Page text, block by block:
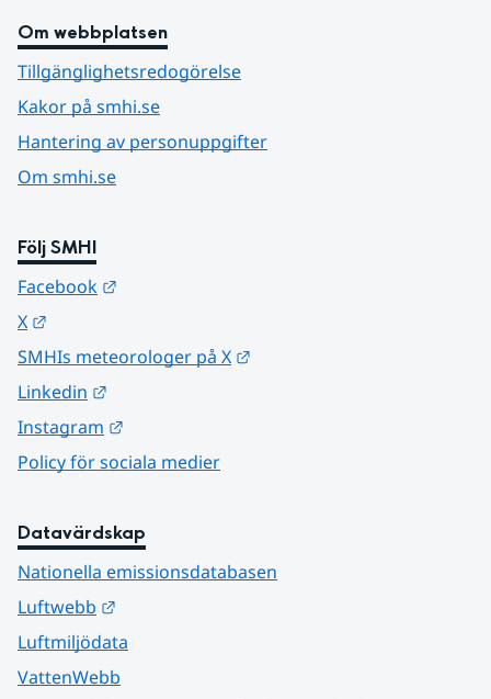
Om webbplatsen
Tillgänglighetsredogörelse
Kakor på smhi.se
Hantering av personuppgifter
Om smhi.se
Följ SMHI
Facebook
X
SMHIs meteorologer på X
Linkedin
Instagram
Policy för sociala medier
Datavärdskap
Nationella emissionsdatabasen
Luftwebb
Luftmiljödata
VattenWebb